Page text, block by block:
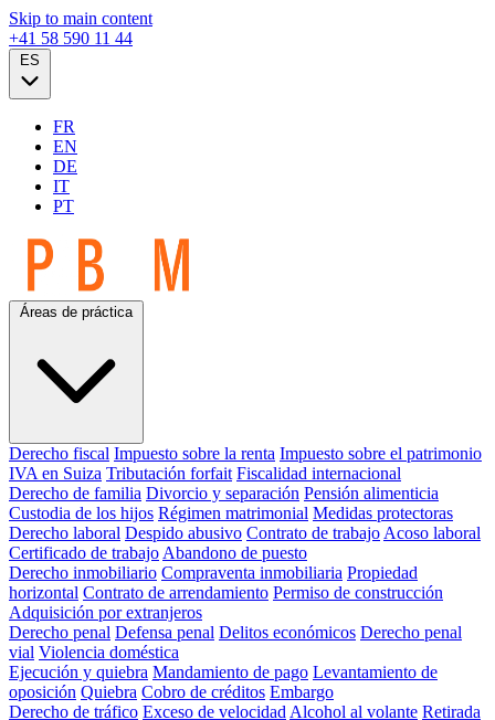
Skip to main content
+41 58 590 11 44
FR
EN
DE
IT
PT
Áreas de práctica
Derecho fiscal Impuesto sobre la renta Impuesto sobre el patrimonio
IVA en Suiza Tributación forfait Fiscalidad internacional
Derecho de familia Divorcio y separación Pensión alimenticia
Custodia de los hijos Régimen matrimonial Medidas protectoras
Derecho laboral Despido abusivo Contrato de trabajo Acoso laboral
Certificado de trabajo Abandono de puesto
Derecho inmobiliario Compraventa inmobiliaria Propiedad
horizontal Contrato de arrendamiento Permiso de construcción
Adquisición por extranjeros
Derecho penal Defensa penal Delitos económicos Derecho penal
vial Violencia doméstica
Ejecución y quiebra Mandamiento de pago Levantamiento de
oposición Quiebra Cobro de créditos Embargo
Derecho de tráfico Exceso de velocidad Alcohol al volante Retirada